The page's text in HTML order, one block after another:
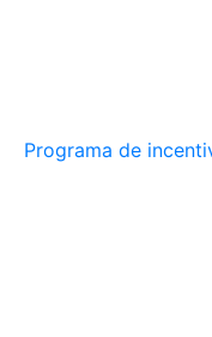
Programa de